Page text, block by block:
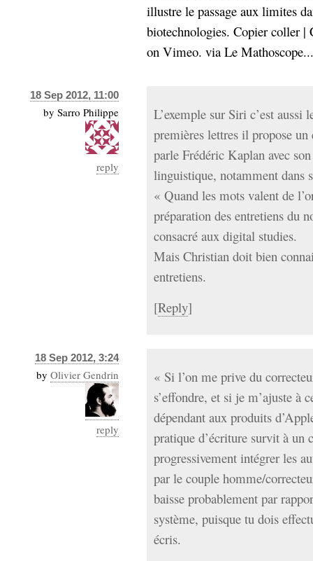
illustre le passage aux limites
biotechnologies. Copier coller
on Vimeo. via Le
18 Sep 2012, 11:00
by Sarro Philippe
reply
L’exemple sur Siri c’est aussi
premières lettres il propose un
parle Frédéric Kaplan avec
linguistique, notamment dans
« Quand les mots valent de
préparation des entretiens du
consacré aux digital studies.
Mais Christian doit bien
entretiens.
[Reply]
18 Sep 2012, 3:24
by Olivier Gendrin
reply
« Si l’on me prive du
s’effondre, et si je m’ajuste à
dépendant aux produits
pratique d’écriture survit à
progressivement intégrer les
par le couple homme/
baisse probablement par
système, puisque tu dois
écris.